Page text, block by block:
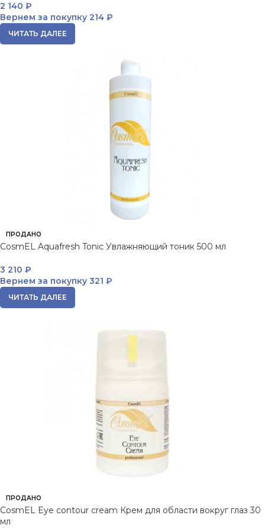
2 140 ₽
Вернем за покупку 214 ₽
ЧИТАТЬ ДАЛЕЕ
ПРОДАНО
CosmEL Aquafresh Tonic Увлажняющий тоник 500 мл
3 210 ₽
Вернем за покупку 321 ₽
ЧИТАТЬ ДАЛЕЕ
ПРОДАНО
CosmEL Eye contour cream Крем для области вокруг глаз 30
мл